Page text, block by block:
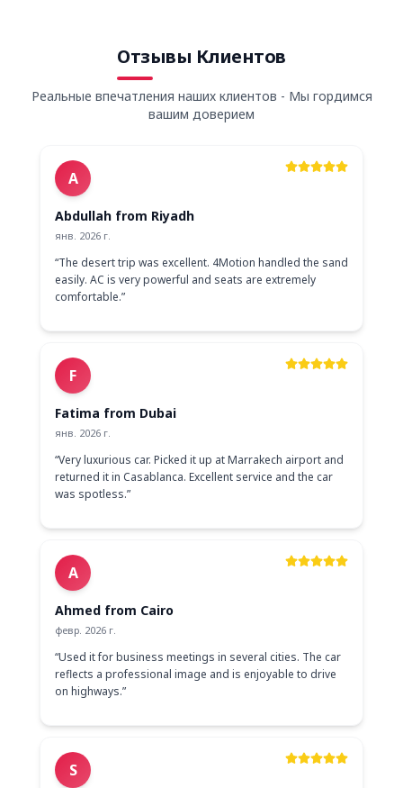
Отзывы Клиентов
Реальные впечатления наших клиентов - Мы гордимся
вашим доверием
A
Abdullah from Riyadh
янв. 2026 г.
“The desert trip was excellent. 4Motion handled the sand
easily. AC is very powerful and seats are extremely
comfortable.”
F
Fatima from Dubai
янв. 2026 г.
“Very luxurious car. Picked it up at Marrakech airport and
returned it in Casablanca. Excellent service and the car
was spotless.”
A
Ahmed from Cairo
февр. 2026 г.
“Used it for business meetings in several cities. The car
reflects a professional image and is enjoyable to drive
on highways.”
S